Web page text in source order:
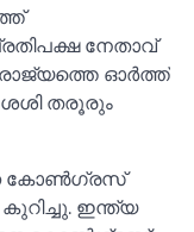
നേതാവ്
ഓര്‍ത്ത്
തരൂരും
കോണ്‍ഗ്രസ്
ഇന്ത്യ